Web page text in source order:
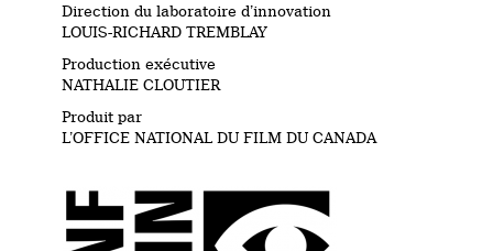
Direction du laboratoire d’innovation
LOUIS-RICHARD TREMBLAY
Production exécutive
NATHALIE CLOUTIER
Produit par
L’OFFICE NATIONAL DU FILM DU CANADA